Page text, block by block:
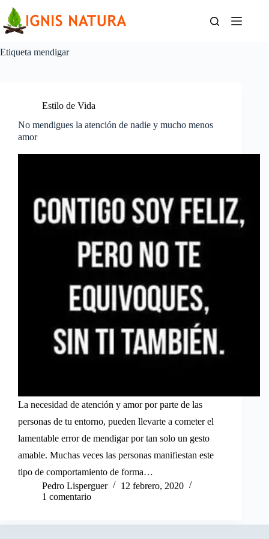
contenido
Etiqueta mendigar
Estilo de Vida
No mendigues la atención de nadie y mucho menos
amor
La necesidad de atención y amor por parte de las
personas de tu entorno, pueden llevarte a cometer el
lamentable error de mendigar por tan solo un gesto
amable. Muchas veces las personas manifiestan este
tipo de comportamiento de forma…
Pedro Lisperguer
12 febrero, 2020
1 comentario